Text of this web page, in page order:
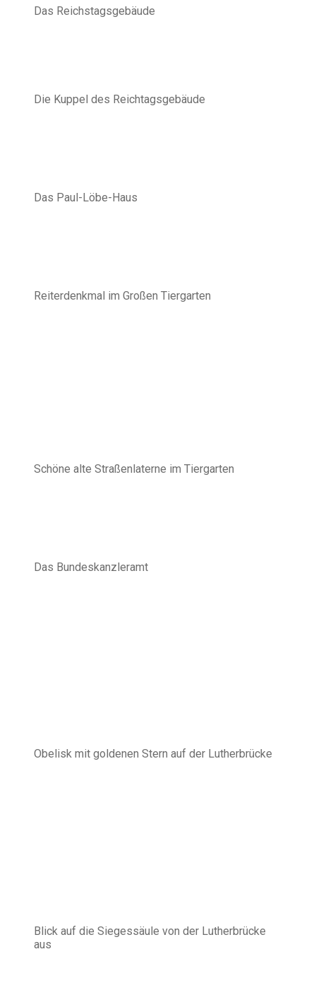
Das Reichstagsgebäude
Die Kuppel des Reichtagsgebäude
Das Paul-Löbe-Haus
Reiterdenkmal im Großen Tiergarten
Schöne alte Straßenlaterne im Tiergarten
Das Bundeskanzleramt
Obelisk mit goldenen Stern auf der Lutherbrücke
Blick auf die Siegessäule von der Lutherbrücke
aus